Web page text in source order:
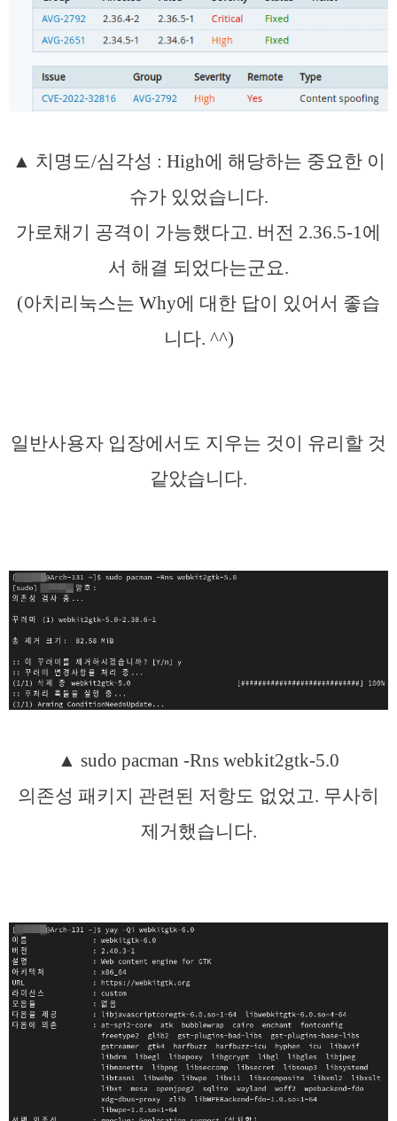
▲ 치명도/심각성 : High에 해당하는 중요한 이
슈가 있었습니다.
가로채기 공격이 가능했다고. 버전 2.36.5-1에
서 해결 되었다는군요.
(아치리눅스는 Why에 대한 답이 있어서 좋습
니다. ^^)
일반사용자 입장에서도 지우는 것이 유리할 것
같았습니다.
▲ sudo pacman -Rns webkit2gtk-5.0
의존성 패키지 관련된 저항도 없었고. 무사히
제거했습니다.